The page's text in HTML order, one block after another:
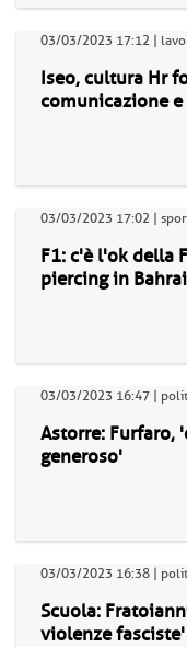
03/03/2023 17:12 |
Iseo, cultura Hr
comunicazione
03/03/2023 17:02 |
F1: c'è l'ok della
piercing in
03/03/2023 16:47 |
Astorre: Furfaro,
generoso'
03/03/2023 16:38 |
Scuola:
violenze fasciste'